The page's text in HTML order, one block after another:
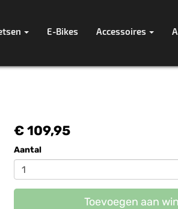
E-Bikes Accessoires
€ 109,95
Aantal
Toevoegen aan